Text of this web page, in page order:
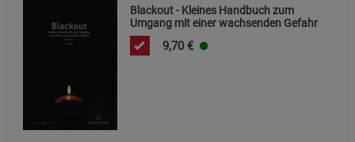
Blackout - Kleines Handbuch zum
Umgang mit einer wachsenden Gefahr
9,70 €